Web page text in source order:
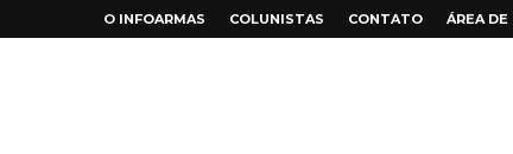
O INFOARMAS COLUNISTAS CONTATO ÁREA